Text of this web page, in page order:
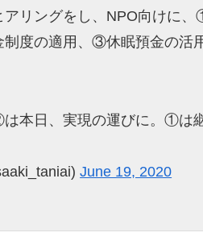
アリングをし、NPO向けに
度の適用、③休眠預金の活
本日、実現の運びに。①は
June 19, 2020